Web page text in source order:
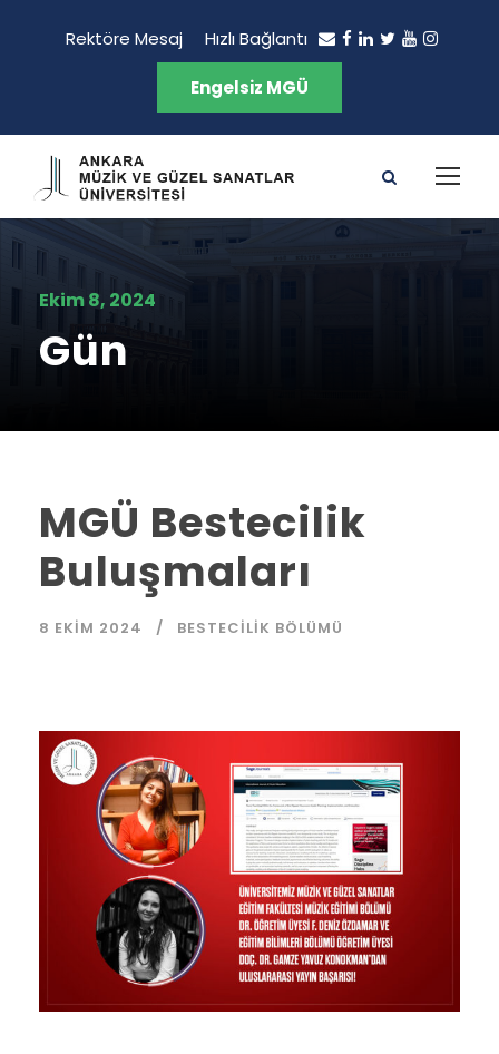
Rektöre Mesaj Hızlı Bağlantı
Engelsiz MGÜ
Ekim 8, 2024
Gün
MGÜ Bestecilik
Buluşmaları
8 EKIM 2024 BESTECILIK BÖLÜMÜ